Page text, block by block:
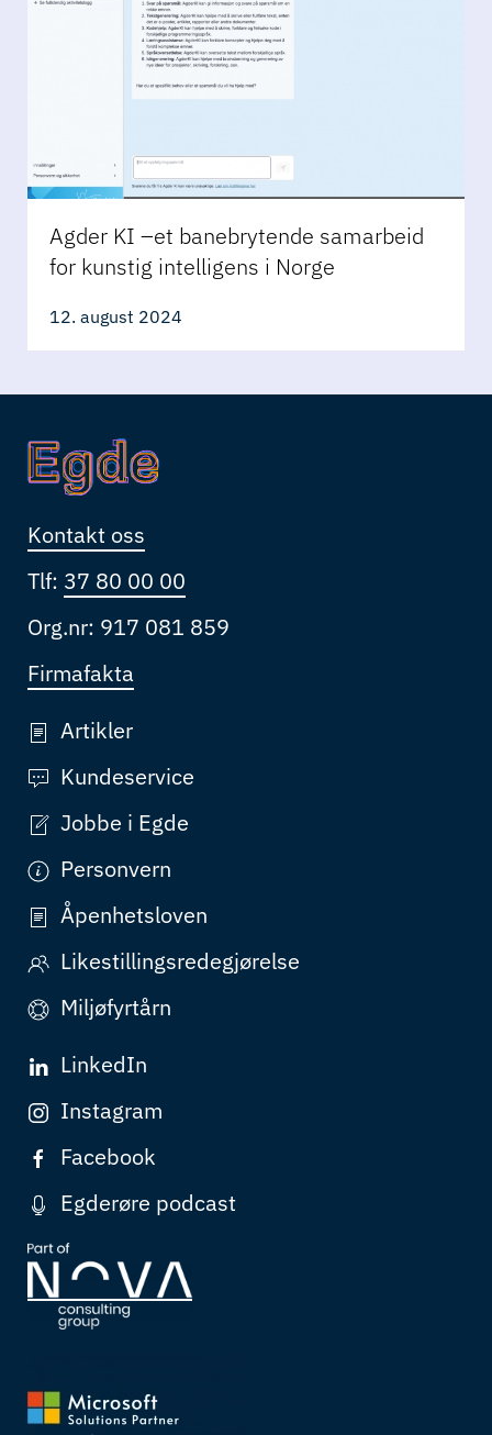
Agder KI –et banebrytende samarbeid
for kunstig intelligens i Norge
12. august 2024
Kontakt oss
Tlf: 37 80 00 00
Org.nr: 917 081 859
Firmafakta
Artikler
Kundeservice
Jobbe i Egde
Personvern
Åpenhetsloven
Likestillingsredegjørelse
Miljøfyrtårn
LinkedIn
Instagram
Facebook
Egderøre podcast